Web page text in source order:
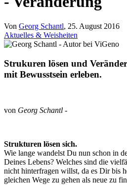
Von Georg Schantl, 25. August 2016
Aktuelles & Weisheiten
Strukuren lösen und
mit Bewusstsein erleben.
von Georg Schantl -
Strukturen lösen sich.
Wie lange wandelst Du nun schon in
Deines Lebens? Welches sind die
nicht hinterfragen willst, da es Dir bis
gleichen Wege zu gehen als neue zu